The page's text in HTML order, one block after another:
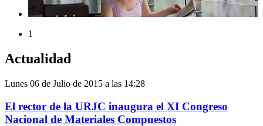
1
Actualidad
Lunes 06 de Julio de 2015 a las 14:28
El rector de la URJC inaugura el XI Congreso
Nacional de Materiales Compuestos